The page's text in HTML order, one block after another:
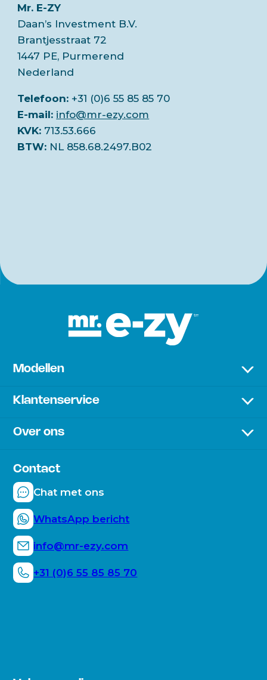
Mr. E-ZY
Daan’s Investment B.V.
Brantjesstraat 72
1447 PE, Purmerend
Nederland
Telefoon: +31 (0)6 55 85 85 70
E-mail: info@mr-ezy.com
KVK: 713.53.666
BTW: NL 858.68.2497.B02
Modellen
Sunbed
Klantenservice
Retourneren
Hoe werkt de Mr. E-ZY?
Over ons
Duurzaamheid
Mr. E-ZY moments
Contact
Chat met ons
WhatsApp bericht
info@mr-ezy.com
+31 (0)6 55 85 85 70